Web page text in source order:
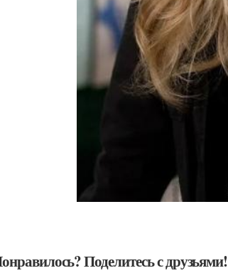
Поделитесь с друзьями!